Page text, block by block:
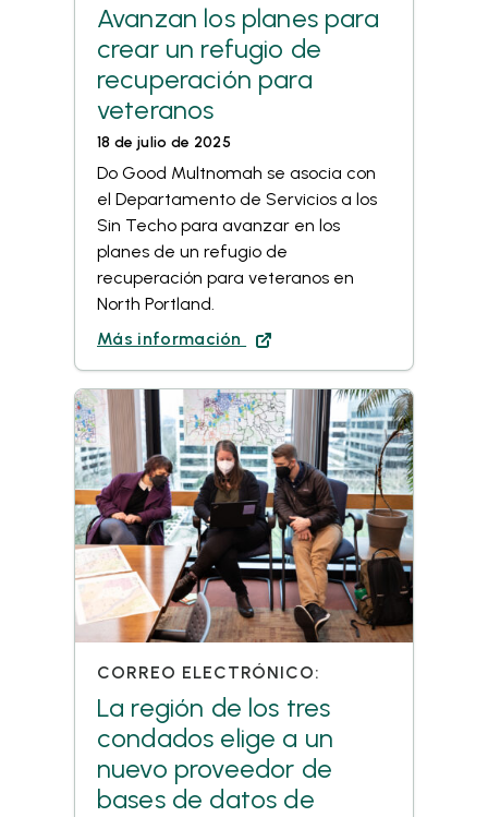
Avanzan los planes para
crear un refugio de
recuperación para
veteranos
18 de julio de 2025
Do Good Multnomah se asocia con
el Departamento de Servicios a los
Sin Techo para avanzar en los
planes de un refugio de
recuperación para veteranos en
North Portland.
Más información
CORREO ELECTRÓNICO:
La región de los tres
condados elige a un
nuevo proveedor de
bases de datos de